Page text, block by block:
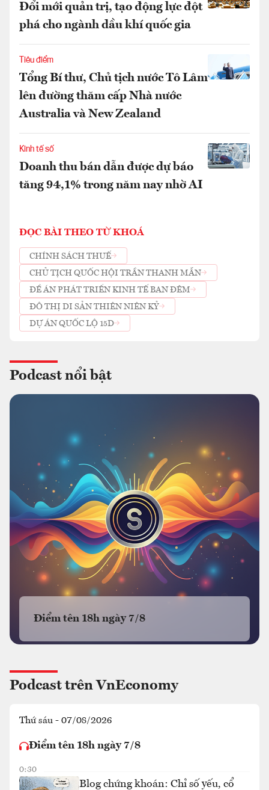
Đổi mới quản trị, tạo động lực đột
phá cho ngành dầu khí quốc gia
Tiêu điểm
Tổng Bí thư, Chủ tịch nước Tô Lâm
lên đường thăm cấp Nhà nước
Australia và New Zealand
Kinh tế số
Doanh thu bán dẫn được dự báo
tăng 94,1% trong năm nay nhờ AI
ĐỌC BÀI THEO TỪ KHOÁ
CHÍNH SÁCH THUẾ
CHỦ TỊCH QUỐC HỘI TRẦN THANH MẪN
ĐỀ ÁN PHÁT TRIỂN KINH TẾ BAN ĐÊM
ĐÔ THỊ DI SẢN THIÊN NIÊN KỶ
DỰ ÁN QUỐC LỘ 15D
Podcast nổi bật
Điểm tên 18h ngày 7/8
Podcast trên VnEconomy
Thứ sáu - 07/08/2026
Điểm tên 18h ngày 7/8
0:30
Blog chứng khoán: Chỉ số yếu, cổ